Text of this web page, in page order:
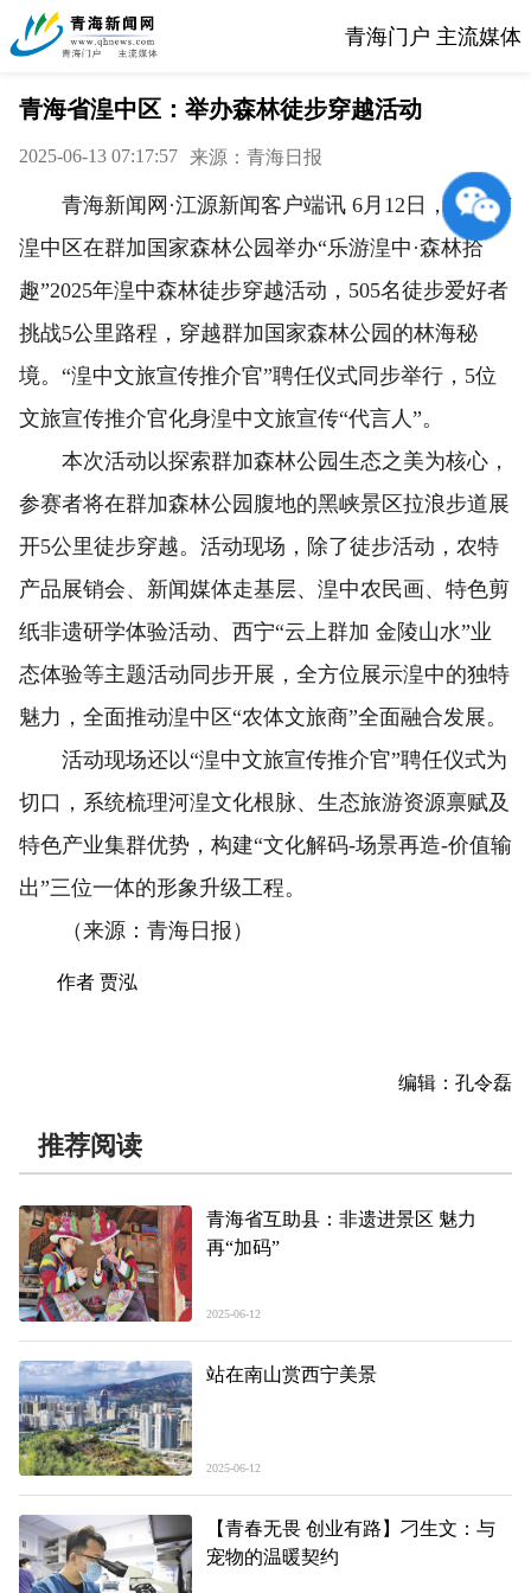
青海门户 主流媒体
青海省湟中区：举办森林徒步穿越活动
2025-06-13 07:17:57 来源：青海日报
青海新闻网·江源新闻客户端讯 6月12日，西宁市
湟中区在群加国家森林公园举办“乐游湟中·森林拾
趣”2025年湟中森林徒步穿越活动，505名徒步爱好者
挑战5公里路程，穿越群加国家森林公园的林海秘
境。“湟中文旅宣传推介官”聘任仪式同步举行，5位
文旅宣传推介官化身湟中文旅宣传“代言人”。
本次活动以探索群加森林公园生态之美为核心，
参赛者将在群加森林公园腹地的黑峡景区拉浪步道展
开5公里徒步穿越。活动现场，除了徒步活动，农特
产品展销会、新闻媒体走基层、湟中农民画、特色剪
纸非遗研学体验活动、西宁“云上群加 金陵山水”业
态体验等主题活动同步开展，全方位展示湟中的独特
魅力，全面推动湟中区“农体文旅商”全面融合发展。
活动现场还以“湟中文旅宣传推介官”聘任仪式为
切口，系统梳理河湟文化根脉、生态旅游资源禀赋及
特色产业集群优势，构建“文化解码-场景再造-价值输
出”三位一体的形象升级工程。
（来源：青海日报）
作者 贾泓
编辑：孔令磊
推荐阅读
青海省互助县：非遗进景区 魅力
再“加码”
2025-06-12
站在南山赏西宁美景
2025-06-12
【青春无畏 创业有路】刁生文：与
宠物的温暖契约